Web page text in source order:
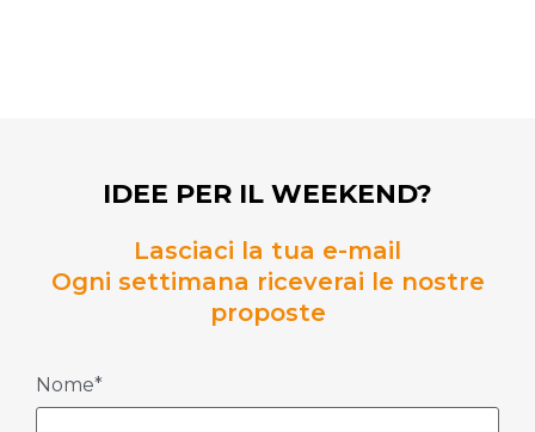
IDEE PER IL WEEKEND?
Lasciaci la tua e-mail
Ogni settimana riceverai le nostre
proposte
Nome*